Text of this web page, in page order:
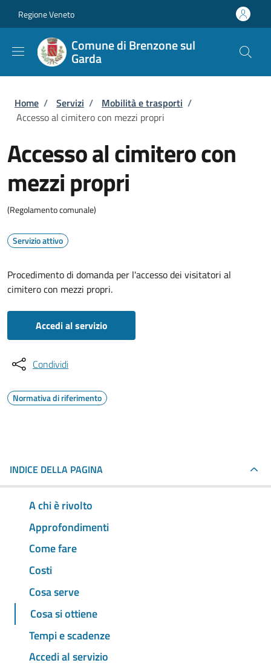
Regione Veneto
Comune di Brenzone sul
Garda
Briciole di pane
Home / Servizi / Mobilità e trasporti /
Accesso al cimitero con mezzi propri
Accesso al cimitero con
mezzi propri
(Regolamento comunale)
Servizio attivo
Procedimento di domanda per l'accesso dei visitatori al
cimitero con mezzi propri.
Accedi al servizio
Condividi
Normativa di riferimento
INDICE DELLA PAGINA
A chi è rivolto
Approfondimenti
Come fare
Costi
Cosa serve
Cosa si ottiene
Tempi e scadenze
Accedi al servizio